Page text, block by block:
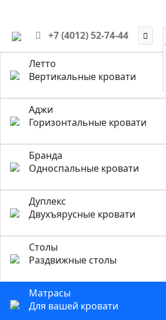
+7 (4012) 52-74-44
Летто
Вертикальные кровати
Аджи
Горизонтальные кровати
Бранда
Односпальные кровати
Дуплекс
Двухъярусные кровати
Столы
Раздвижные столы
Матрасы
Для вашей кровати